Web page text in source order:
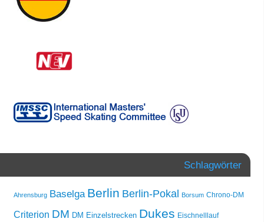
Schlagwörter
Ahrensburg Baselga Berlin Berlin-Pokal Borsum Chrono-DM
Criterion DM DM Einzelstrecken Dukes Eischnelllauf